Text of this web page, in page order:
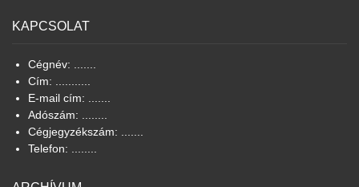
KAPCSOLAT
Cégnév: .......
Cím: ...........
E-mail cím: .......
Adószám: ........
Cégjegyzékszám: .......
Telefon: ........